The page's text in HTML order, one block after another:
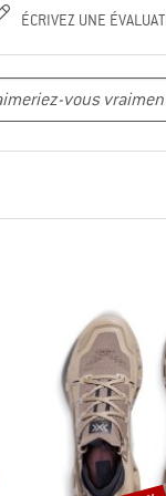
ÉCRIVEZ UNE